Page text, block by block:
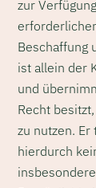
zur
Beschaffung
ist allein der
und
Recht
zu nutzen.
hierdurch